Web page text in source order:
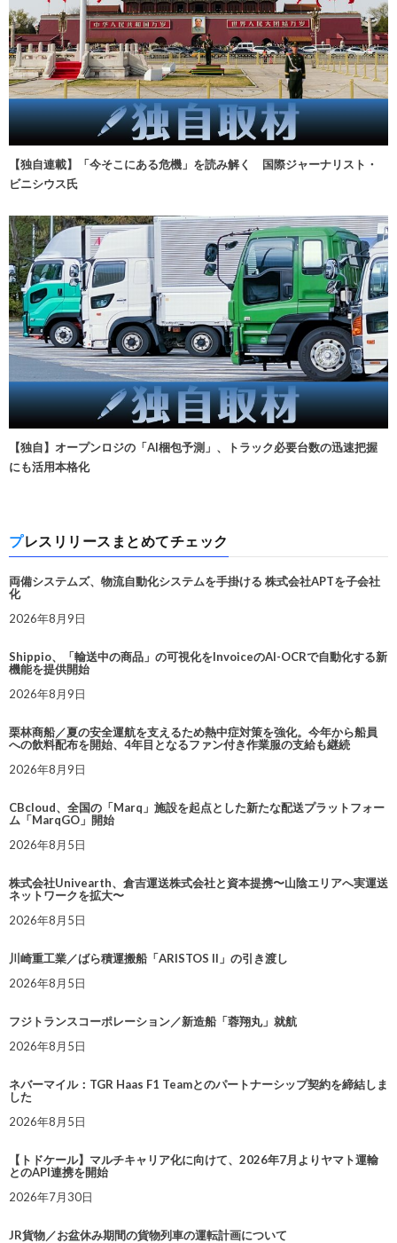
【独自連載】「今そこにある危機」を読み解く 国際ジャーナリスト・
ビニシウス氏
【独自】オープンロジの「AI梱包予測」、トラック必要台数の迅速把握
にも活用本格化
プレスリリースまとめてチェック
両備システムズ、物流自動化システムを手掛ける 株式会社APTを子会社
化
2026年8月9日
Shippio、「輸送中の商品」の可視化をInvoiceのAI-OCRで自動化する新
機能を提供開始
2026年8月9日
栗林商船／夏の安全運航を支えるため熱中症対策を強化。今年から船員
への飲料配布を開始、4年目となるファン付き作業服の支給も継続
2026年8月9日
CBcloud、全国の「Marq」施設を起点とした新たな配送プラットフォー
ム「MarqGO」開始
2026年8月5日
株式会社Univearth、倉吉運送株式会社と資本提携〜山陰エリアへ実運送
ネットワークを拡大〜
2026年8月5日
川崎重工業／ばら積運搬船「ARISTOS II」の引き渡し
2026年8月5日
フジトランスコーポレーション／新造船「蓉翔丸」就航
2026年8月5日
ネバーマイル：TGR Haas F1 Teamとのパートナーシップ契約を締結しま
した
2026年8月5日
【トドケール】マルチキャリア化に向けて、2026年7月よりヤマト運輸
とのAPI連携を開始
2026年7月30日
JR貨物／お盆休み期間の貨物列車の運転計画について